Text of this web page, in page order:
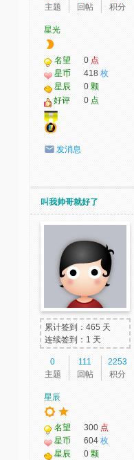
主题
回帖
积分
星光
名望 0 点
星币
418 枚
星辰
0 颗
好评
0 点
发消息
叫我帅哥就好了
累计签到：465 天
连续签到：1 天
0
主题
111
回帖
2253
积分
星辰
名望 300 点
星币
604 枚
星辰
0 颗